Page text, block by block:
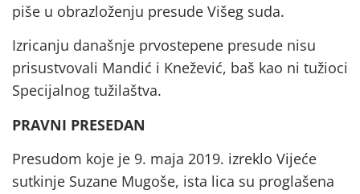
piše u obrazloženju presude Višeg suda.
Izricanju današnje prvostepene presude nisu
prisustvovali Mandić i Knežević, baš kao ni tužioci
Specijalnog tužilaštva.
PRAVNI PRESEDAN
Presudom koje je 9. maja 2019. izreklo Vijeće
sutkinje Suzane Mugoše, ista lica su proglašena